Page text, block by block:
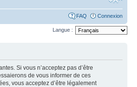
FAQ Connexion
Langue :
Si vous n’acceptez pas d’être
de vous informer de ces
vous acceptez d’être légalement